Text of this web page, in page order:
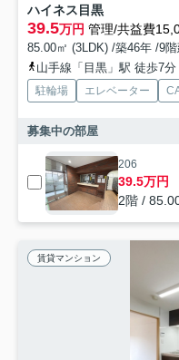
ハイネス目黒
39.5万円 管理/共益費
85.00㎡ (3LDK) /築46年 /9階
山手線「目黒」駅 徒歩7分
駐輪場 エレベーター
募集中の部屋
206
39.5万円
2階 /
賃貸マンション